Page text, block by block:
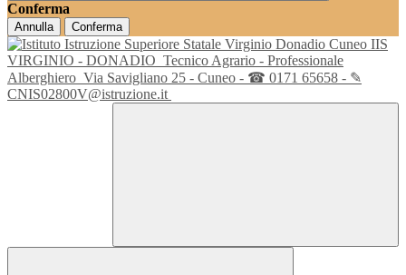
Conferma
Annulla Conferma
IIS
VIRGINIO - DONADIO Tecnico Agrario - Professionale
Alberghiero Via Savigliano 25 - Cuneo - ☎ 0171 65658 - ✎
CNIS02800V@istruzione.it